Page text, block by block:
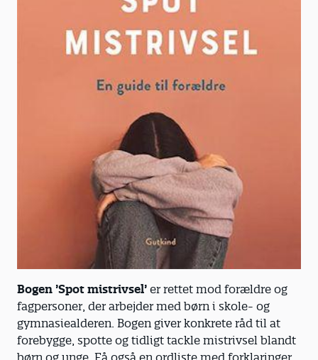
Bogen ’Spot mistrivsel’ er rettet mod forældre og
fagpersoner, der arbejder med børn i skole- og
gymnasiealderen. Bogen giver konkrete råd til at
forebygge, spotte og tidligt tackle mistrivsel blandt